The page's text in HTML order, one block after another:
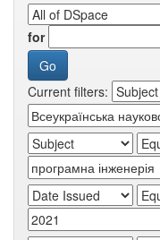
for
Current filters: